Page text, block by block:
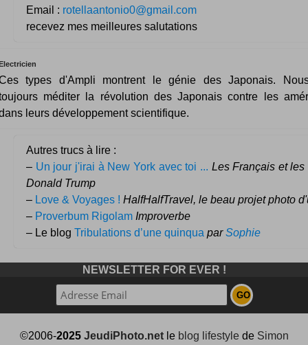
Email : rotellaantonio0@gmail.com
recevez mes meilleures salutations
types d'Ampli montrent le génie des Japonais.
méditer la révolution des Japonais contre les
leurs développement scientifique.
Autres trucs à lire :
– Un jour j'irai à New York avec toi ... Les Français et
Donald Trump
– Love & Voyages ! HalfHalfTravel, le beau projet photo
– Proverbum Rigolam Improverbe
– Le blog Tribulations d’une quinqua parSophie
NEWSLETTER FOR EVER !
©2006-2025 JeudiPhoto.netle blog lifestylede Simon